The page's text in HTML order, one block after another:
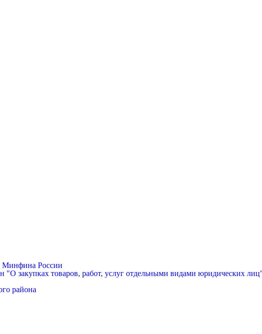
Минфина России
"О закупках товаров, работ, услуг отдельными видами юридических
района